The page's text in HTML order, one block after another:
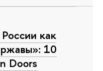
как
10
Doors